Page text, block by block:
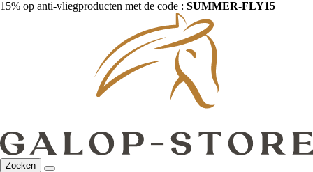
15% op anti-vliegproducten met de code : SUMMER-FLY15
Zoeken